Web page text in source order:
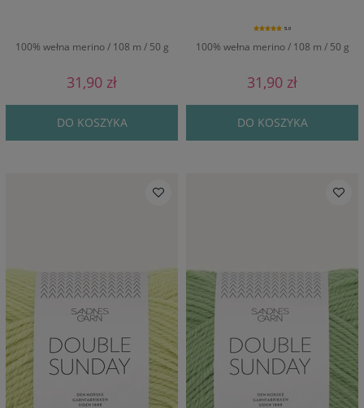
100% wełna merino / 108 m / 50 g
31,90 zł
DO KOSZYKA
100% wełna merino / 108 m / 50 g
5.0
31,90 zł
DO KOSZYKA